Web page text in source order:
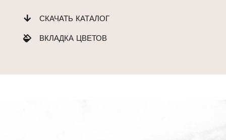
СКАЧАТЬ КАТАЛОГ
ВКЛАДКА ЦВЕТОВ